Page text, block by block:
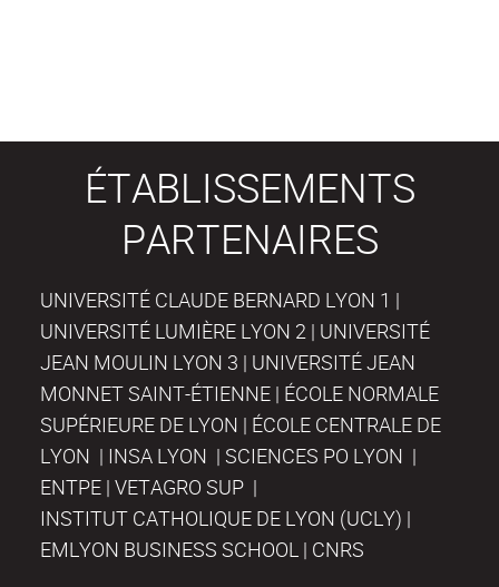
ÉTABLISSEMENTS
PARTENAIRES
UNIVERSITÉ CLAUDE BERNARD LYON 1 |
UNIVERSITÉ LUMIÈRE LYON 2 | UNIVERSITÉ
JEAN MOULIN LYON 3 | UNIVERSITÉ JEAN
MONNET SAINT-ÉTIENNE | ÉCOLE NORMALE
SUPÉRIEURE DE LYON | ÉCOLE CENTRALE DE
LYON | INSA LYON | SCIENCES PO LYON |
ENTPE | VETAGRO SUP |
INSTITUT CATHOLIQUE DE LYON (UCLY) |
EMLYON BUSINESS SCHOOL | CNRS